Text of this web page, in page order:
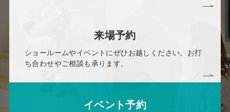
来場予約
ショールームやイベントにぜひお越しください。お打
ち合わせやご相談も承ります。
イベント予約